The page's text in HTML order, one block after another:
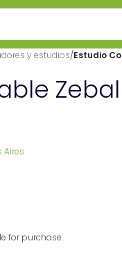
y estudios/Estudio
Aires
for purchase.